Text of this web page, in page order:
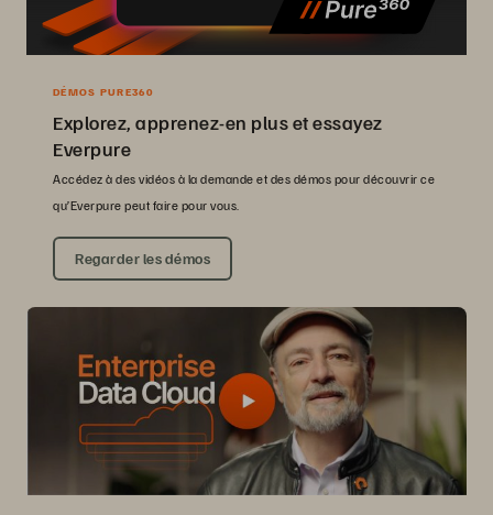
DÉMOS PURE360
Explorez, apprenez-en plus et essayez
Everpure
Accédez à des vidéos à la demande et des démos pour découvrir ce
qu’Everpure peut faire pour vous.
Regarder les démos